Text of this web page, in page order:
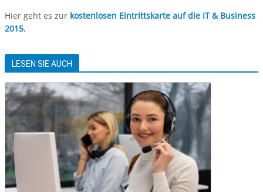
Hier geht es zur kostenlosen Eintrittskarte auf die IT & Business
2015.
LESEN SIE AUCH